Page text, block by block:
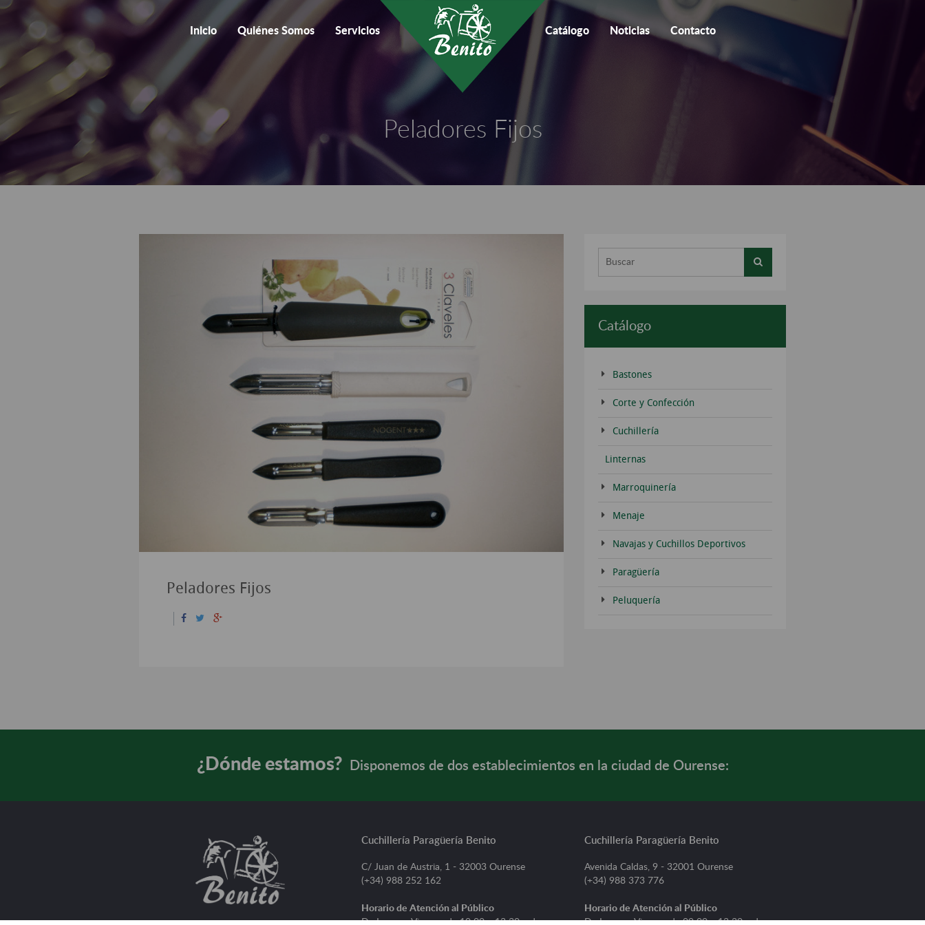
Inicio Quiénes Somos Servicios Catálogo Noticias Contacto
Peladores Fijos
Peladores Fijos
Catálogo
Bastones
Corte y Confección
Cuchillería
Linternas
Marroquinería
Menaje
Navajas y Cuchillos Deportivos
Paragüería
Peluquería
¿Dónde estamos? Disponemos de dos establecimientos en la ciudad de Ourense:
Cuchillería Paragüería Benito
C/ Juan de Austria, 1 - 32003 Ourense
(+34) 988 252 162
Horario de Atención al Público
De Lunes a Viernes, de 10:00 a 13:30 y de
Cuchillería Paragüería Benito
Avenida Caldas, 9 - 32001 Ourense
(+34) 988 373 776
Horario de Atención al Público
De Lunes a Viernes, de 09:00 a 13:30 y de